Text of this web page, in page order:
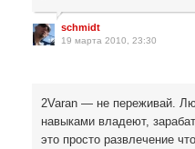
schmidt
19 марта 2010, 23:30
2Varan — не переживай.
навыками владеют,
это просто развлечение